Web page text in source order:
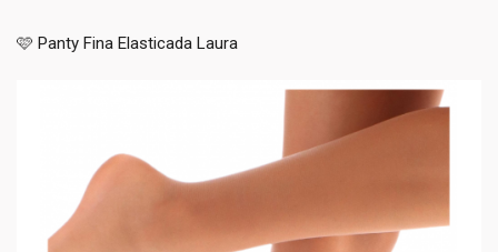
🩷 Panty Fina Elasticada Laura